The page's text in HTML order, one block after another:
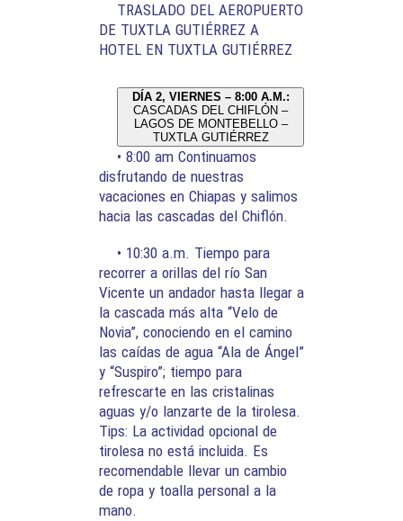
TRASLADO DEL AEROPUERTO
DE TUXTLA GUTIÉRREZ A
HOTEL EN TUXTLA GUTIÉRREZ
DÍA 2, VIERNES – 8:00 A.M.:
CASCADAS DEL CHIFLÓN –
LAGOS DE MONTEBELLO –
TUXTLA GUTIÉRREZ
• 8:00 am Continuamos
disfrutando de nuestras
vacaciones en Chiapas y salimos
hacia las cascadas del Chiflón.
• 10:30 a.m. Tiempo para
recorrer a orillas del río San
Vicente un andador hasta llegar a
la cascada más alta “Velo de
Novia”, conociendo en el camino
las caídas de agua “Ala de Ángel”
y “Suspiro”; tiempo para
refrescarte en las cristalinas
aguas y/o lanzarte de la tirolesa.
Tips: La actividad opcional de
tirolesa no está incluida. Es
recomendable llevar un cambio
de ropa y toalla personal a la
mano.